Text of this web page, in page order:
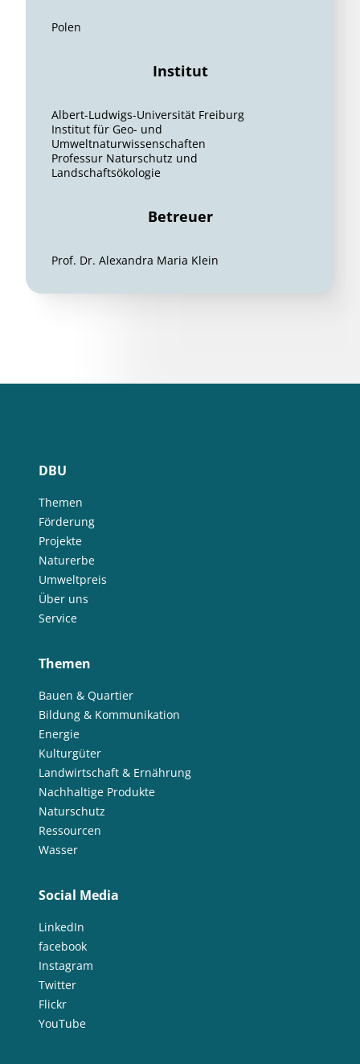
Polen
Institut
Albert-Ludwigs-Universität Freiburg
Institut für Geo- und
Umweltnaturwissenschaften
Professur Naturschutz und
Landschaftsökologie
Betreuer
Prof. Dr. Alexandra Maria Klein
DBU
Themen
Förderung
Projekte
Naturerbe
Umweltpreis
Über uns
Service
Themen
Bauen & Quartier
Bildung & Kommunikation
Energie
Kulturgüter
Landwirtschaft & Ernährung
Nachhaltige Produkte
Naturschutz
Ressourcen
Wasser
Social Media
LinkedIn
facebook
Instagram
Twitter
Flickr
YouTube